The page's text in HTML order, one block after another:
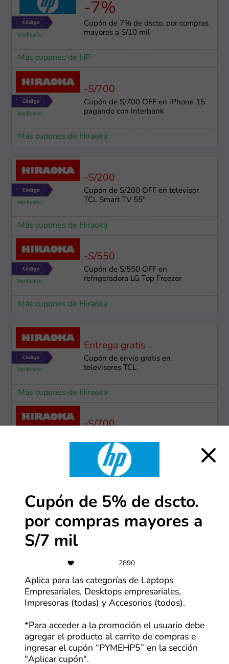
-7%
Cupón de 7% de dscto. por compras
mayores a S/10 mil
Más cupones de HP
-S/700
Cupón de S/700 OFF en iPhone 15
pagando con Interbank
Más cupones de Hiraoka
-S/200
Cupón de S/200 OFF en televisor
TCL Smart TV 55"
Más cupones de Hiraoka
-S/550
Cupón de S/550 OFF en
refrigeradora LG Top Freezer
Más cupones de Hiraoka
Entrega gratis
Cupón de envío gratis en
televisores TCL
Más cupones de Hiraoka
-S/700
pagando con Interbank
Más cupones de Hiraoka
-22%
Cupón de hasta 22% OFF al pagar
Más cupones de Casa Andina
-69%
Cupón de 69% OFF en pedidos de
Más cupones de SHEIN
Cupón de 5% de dscto.
por compras mayores a
S/7 mil
2890
Aplica para las categorías de Laptops
Empresariales, Desktops empresariales,
Impresoras (todas) y Accesorios (todos).
*Para acceder a la promoción el usuario debe
agregar el producto al carrito de compras e
ingresar el cupón “PYMEHP5” en la sección
"Aplicar cupón".